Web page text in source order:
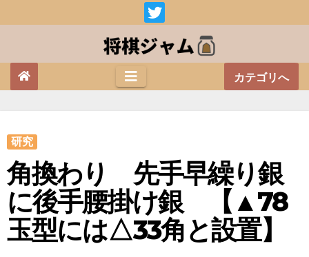
カテゴリへ
研究
角換わり 先手早繰り銀
に後手腰掛け銀 【▲78
玉型には△33角と設置】